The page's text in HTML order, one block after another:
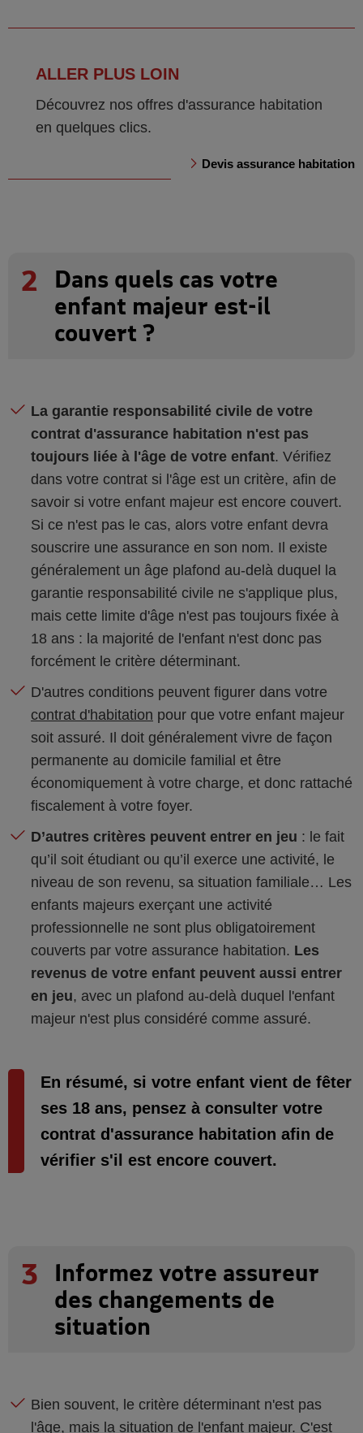
ALLER PLUS LOIN
Découvrez nos offres d'assurance habitation
en quelques clics.
Devis assurance habitation
2
Dans quels cas votre
enfant majeur est-il
couvert ?
La garantie responsabilité civile de votre
contrat d'assurance habitation n'est pas
toujours liée à l'âge de votre enfant. Vérifiez
dans votre contrat si l'âge est un critère, afin de
savoir si votre enfant majeur est encore couvert.
Si ce n'est pas le cas, alors votre enfant devra
souscrire une assurance en son nom. Il existe
généralement un âge plafond au-delà duquel la
garantie responsabilité civile ne s'applique plus,
mais cette limite d'âge n'est pas toujours fixée à
18 ans : la majorité de l'enfant n'est donc pas
forcément le critère déterminant.
D'autres conditions peuvent figurer dans votre
contrat d'habitation pour que votre enfant majeur
soit assuré. Il doit généralement vivre de façon
permanente au domicile familial et être
économiquement à votre charge, et donc rattaché
fiscalement à votre foyer.
D’autres critères peuvent entrer en jeu : le fait
qu’il soit étudiant ou qu’il exerce une activité, le
niveau de son revenu, sa situation familiale… Les
enfants majeurs exerçant une activité
professionnelle ne sont plus obligatoirement
couverts par votre assurance habitation. Les
revenus de votre enfant peuvent aussi entrer
en jeu, avec un plafond au-delà duquel l'enfant
majeur n'est plus considéré comme assuré.
En résumé, si votre enfant vient de fêter
ses 18 ans, pensez à consulter votre
contrat d'assurance habitation afin de
vérifier s'il est encore couvert.
3
Informez votre assureur
des changements de
situation
Bien souvent, le critère déterminant n'est pas
l'âge, mais la situation de l'enfant majeur. C'est